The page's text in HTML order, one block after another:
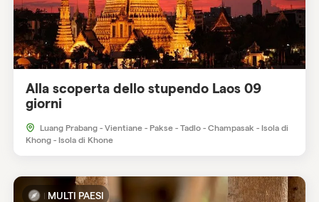
Alla scoperta dello stupendo Laos 09
giorni
Luang Prabang - Vientiane - Pakse - Tadlo - Champasak - Isola di
Khong - Isola di Khone
MULTI PAESI